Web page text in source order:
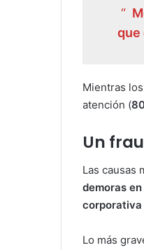
“
que
Mientras
atención (
Un
Las causas
demoras
corporativa
Lo más